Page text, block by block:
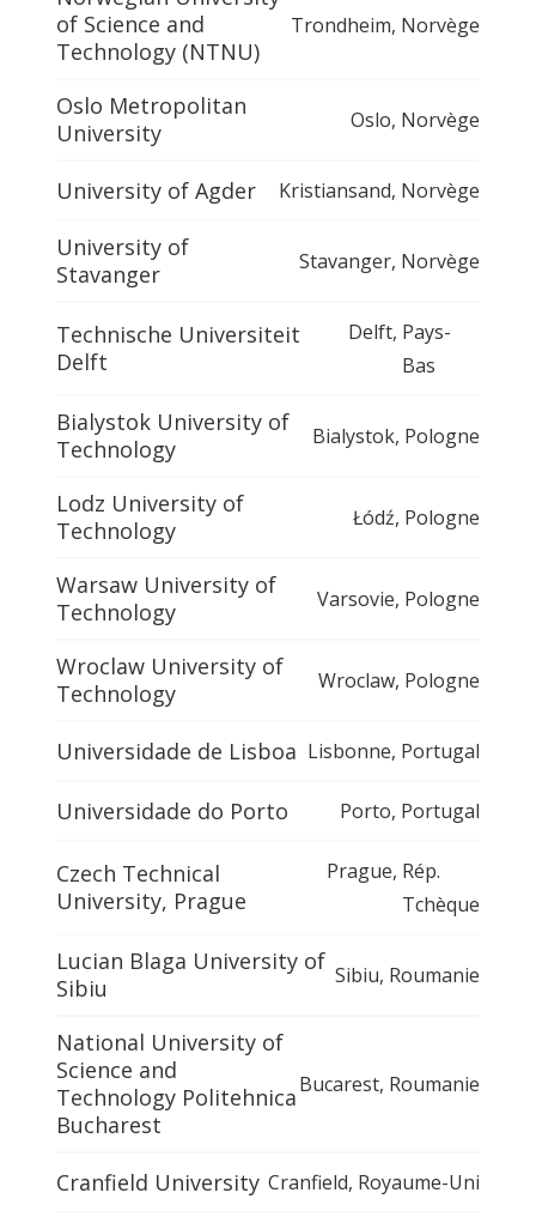
of Science and
Technology (NTNU)
Trondheim, Norvège
Oslo Metropolitan
University
Oslo, Norvège
University of Agder Kristiansand, Norvège
University of
Stavanger
Stavanger, Norvège
Technische Universiteit
Delft
Delft, Pays-
Bas
Bialystok University of
Technology
Bialystok, Pologne
Lodz University of
Technology
Łódź, Pologne
Warsaw University of
Technology
Varsovie, Pologne
Wroclaw University of
Technology
Wroclaw, Pologne
Universidade de Lisboa Lisbonne, Portugal
Universidade do Porto Porto, Portugal
Czech Technical
University, Prague
Prague, Rép.
Tchèque
Lucian Blaga University of
Sibiu
Sibiu, Roumanie
National University of
Science and
Technology Politehnica
Bucharest
Bucarest, Roumanie
Cranfield University Cranfield, Royaume-Uni